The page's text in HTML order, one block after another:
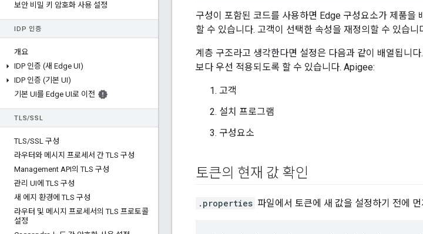
보안 비밀 키 암호화 사용 설정
IDP 인증
개요
IDP 인증 (새 Edge UI)
IDP 인증 (기본 UI)
기본 UI를 Edge UI로 이전
TLS/SSL
TLS/SSL 구성
라우터와 메시지 프로세서 간 TLS 구성
Management API의 TLS 구성
관리 UI에 TLS 구성
새 에지 환경에 TLS 구성
라우터 및 메시지 프로세서의 TLS 프로토콜
설정
구성이 포함된 코드를 사용하면 Edge 구성요소가 제품을
할 수 있습니다. 고객이 선택한 속성을 재정의할 수 있습니
계층 구조라고 생각한다면 설정은 다음과 같이 배열됩니
보다 우선 적용되도록 할 수 있습니다. Apigee:
고객
설치 프로그램
구성요소
토큰의 현재 값 확인
.properties 파일에서 토큰에 새 값을 설정하기 전에